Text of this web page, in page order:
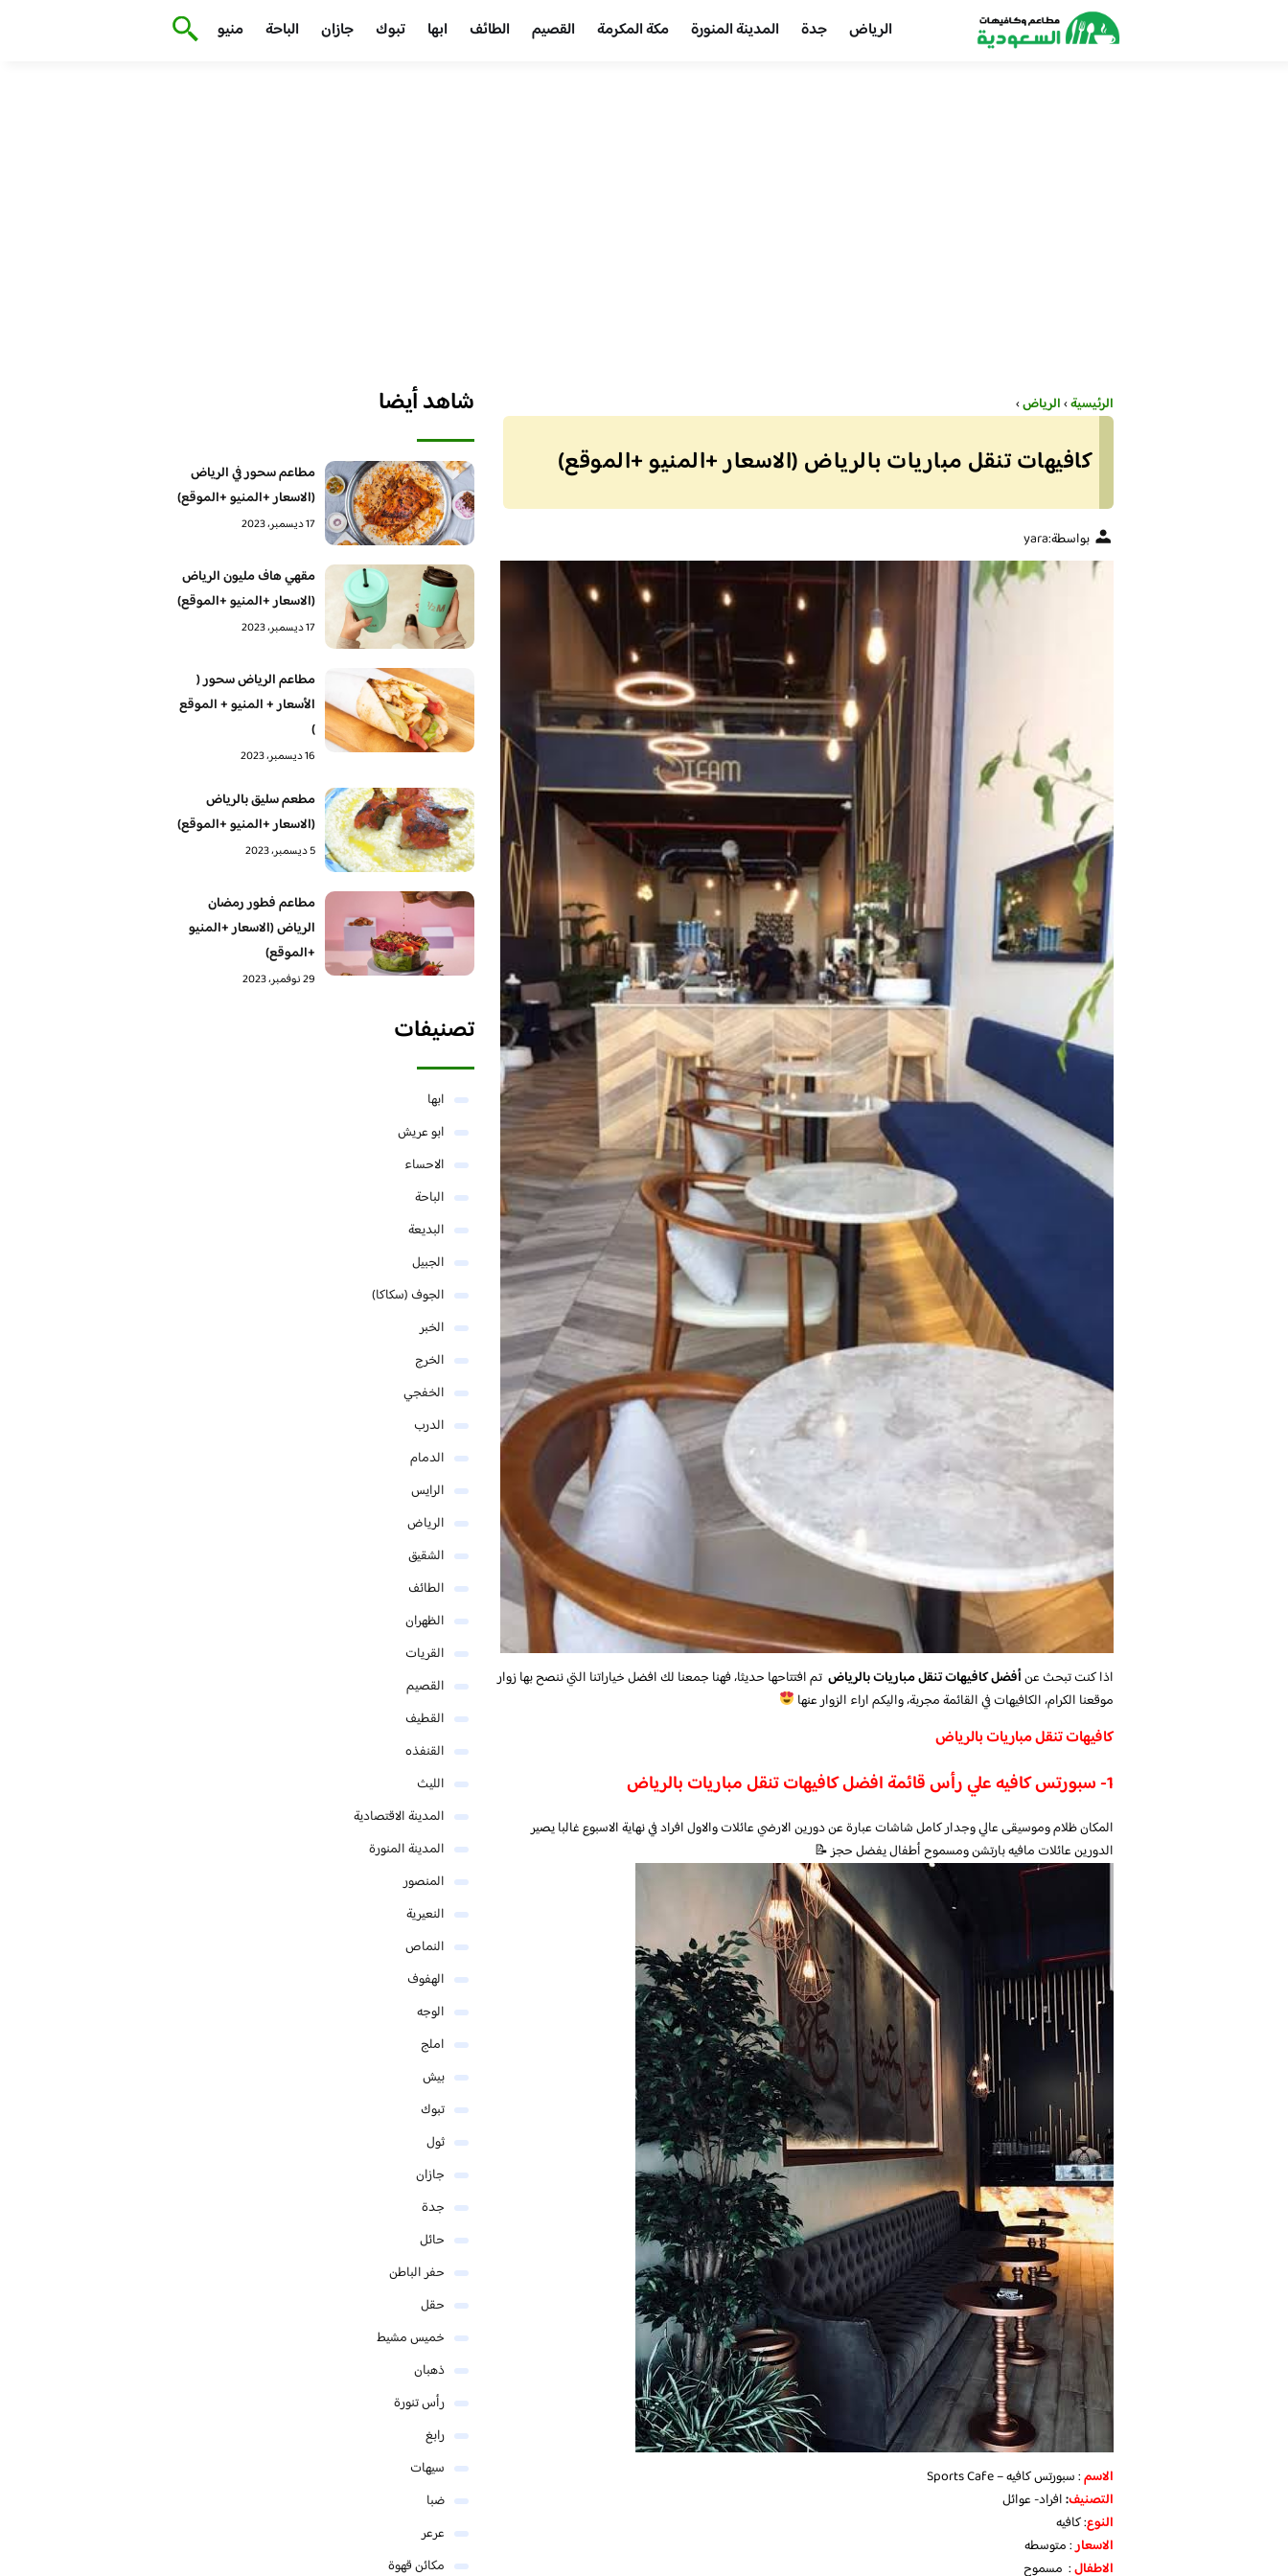
الرياض جدة المدينة المنورة مكة المكرمة القصيم الطائف ابها تبوك جازان الباحة منيو
الرئيسية›الرياض›
كافيهات تنقل مباريات بالرياض (الاسعار +المنيو +الموقع)
بواسطة:yara
اذا كنت تبحث عنأفضل كافيهات تنقل مباريات بالرياض تم افتتاحها حديثا، فهنا جمعنا لك افضل خياراتنا التي ننصح بها زوار
موقعنا الكرام، الكافيهات في القائمة مجربة، واليكم اراء الزوار عنها
كافيهات تنقل مباريات بالرياض
1- سبورتس كافيه علي رأس قائمة افضل كافيهات تنقل مباريات بالرياض
المكان ظلام وموسيقى عالي وجدار كامل شاشات عبارة عن دورين الارضي عائلات والاول افراد في نهاية الاسبوع غالبا يصير
الدورين عائلات مافيه بارتشن ومسموح أطفال يفضل حجز 📝
الاسم: سبورتس كافيه – Sports Cafe
التصنيف:افراد- عوائل
النوع: كافيه
الاسعار: متوسطه
الاطفال: مسموح
شاهد أيضا
مطاعم سحور في الرياض
(الاسعار +المنيو +الموقع)
17 ديسمبر، 2023
مقهي هاف مليون الرياض
(الاسعار +المنيو +الموقع)
17 ديسمبر، 2023
مطاعم الرياض سحور (
الأسعار + المنيو + الموقع
)
16 ديسمبر، 2023
مطعم سليق بالرياض
(الاسعار +المنيو +الموقع)
5 ديسمبر، 2023
مطاعم فطور رمضان
الرياض (الاسعار +المنيو
+الموقع)
29 نوفمبر، 2023
تصنيفات
ابها
ابو عريش
الاحساء
الباحة
البديعة
الجبيل
الجوف (سكاكا)
الخبر
الخرج
الخفجي
الدرب
الدمام
الرايس
الرياض
الشقيق
الطائف
الظهران
القريات
القصيم
القطيف
القنفذه
الليث
المدينة الاقتصادية
المدينة المنورة
المنصور
النعيرية
النماص
الهفوف
الوجه
املج
بيش
تبوك
ثول
جازان
جدة
حائل
حفر الباطن
حقل
خميس مشيط
ذهبان
رأس تنورة
رابغ
سيهات
ضبا
عرعر
مكائن قهوة